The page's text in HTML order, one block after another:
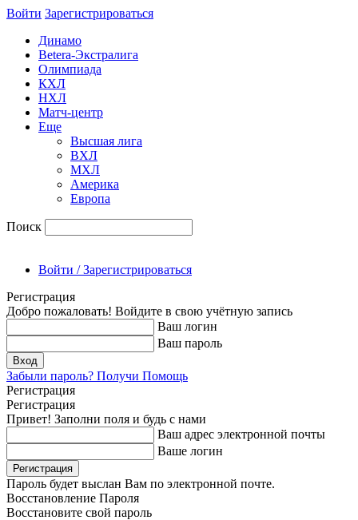
Войти Зарегиcтрироваться
Динамо
Betera-Экстралига
Олимпиада
КХЛ
НХЛ
Матч-центр
Еще
Высшая лига
ВХЛ
МХЛ
Америка
Европа
Поиск
Войти / Зарегистрироваться
Регистрация
Добро пожаловать! Войдите в свою учётную запись
Ваш логин
Ваш пароль
Забыли пароль? Получи Помощь
Регистрация
Регистрация
Привет! Заполни поля и будь с нами
Ваш адрес электронной почты
Ваше логин
Пароль будет выслан Вам по электронной почте.
Восстановление Пароля
Восстановите свой пароль